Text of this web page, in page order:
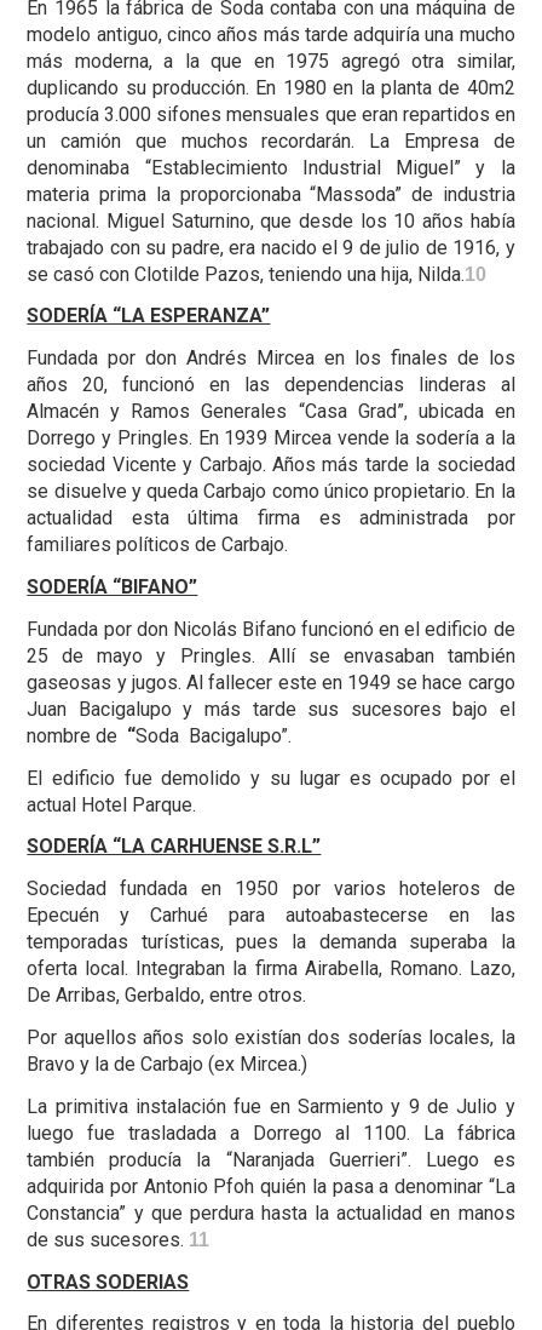
En 1965 la fábrica de Soda contaba con una máquina de
modelo antiguo, cinco años más tarde adquiría una mucho
más moderna, a la que en 1975 agregó otra similar,
duplicando su producción. En 1980 en la planta de 40m2
producía 3.000 sifones mensuales que eran repartidos en
un camión que muchos recordarán. La Empresa de
denominaba “Establecimiento Industrial Miguel” y la
materia prima la proporcionaba “Massoda” de industria
nacional. Miguel Saturnino, que desde los 10 años había
trabajado con su padre, era nacido el 9 de julio de 1916, y
se casó con Clotilde Pazos, teniendo una hija, Nilda.10
SODERÍA “LA ESPERANZA”
Fundada por don Andrés Mircea en los finales de los
años 20, funcionó en las dependencias linderas al
Almacén y Ramos Generales “Casa Grad”, ubicada en
Dorrego y Pringles. En 1939 Mircea vende la sodería a la
sociedad Vicente y Carbajo. Años más tarde la sociedad
se disuelve y queda Carbajo como único propietario. En la
actualidad esta última firma es administrada por
familiares políticos de Carbajo.
SODERÍA “BIFANO”
Fundada por don Nicolás Bifano funcionó en el edificio de
25 de mayo y Pringles. Allí se envasaban también
gaseosas y jugos. Al fallecer este en 1949 se hace cargo
Juan Bacigalupo y más tarde sus sucesores bajo el
nombre de “Soda Bacigalupo”.
El edificio fue demolido y su lugar es ocupado por el
actual Hotel Parque.
SODERÍA “LA CARHUENSE S.R.L”
Sociedad fundada en 1950 por varios hoteleros de
Epecuén y Carhué para autoabastecerse en las
temporadas turísticas, pues la demanda superaba la
oferta local. Integraban la firma Airabella, Romano. Lazo,
De Arribas, Gerbaldo, entre otros.
Por aquellos años solo existían dos soderías locales, la
Bravo y la de Carbajo (ex Mircea.)
La primitiva instalación fue en Sarmiento y 9 de Julio y
luego fue trasladada a Dorrego al 1100. La fábrica
también producía la “Naranjada Guerrieri”. Luego es
adquirida por Antonio Pfoh quién la pasa a denominar “La
Constancia” y que perdura hasta la actualidad en manos
de sus sucesores. 11
OTRAS SODERIAS
En diferentes registros y en toda la historia del pueblo